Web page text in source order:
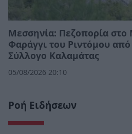
Μεσσηνία: Πεζοπορία στο
Φαράγγι του Ριντόμου
Σύλλογο Καλαμάτας
05/08/2026 20:10
Ροή Ειδήσεων